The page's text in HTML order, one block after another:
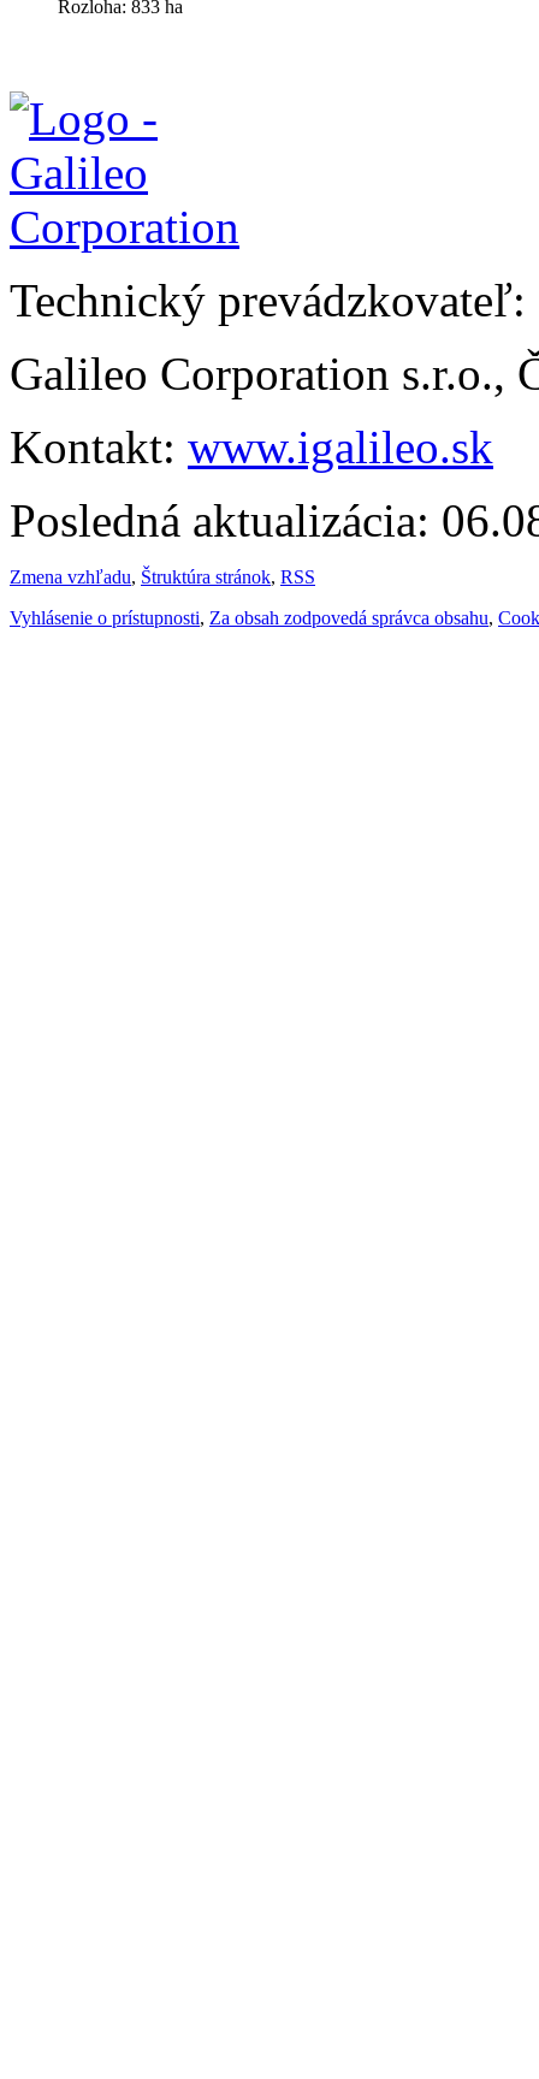
Rozloha: 833 ha
Technický prevádzkovateľ:
Galileo Corporation s.r.o.,
Kontakt: www.igalileo.sk
Posledná aktualizácia:
Zmena vzhľadu, Štruktúra stránok, RSS
Vyhlásenie o prístupnosti, Za obsah zodpovedá správca obsahu,